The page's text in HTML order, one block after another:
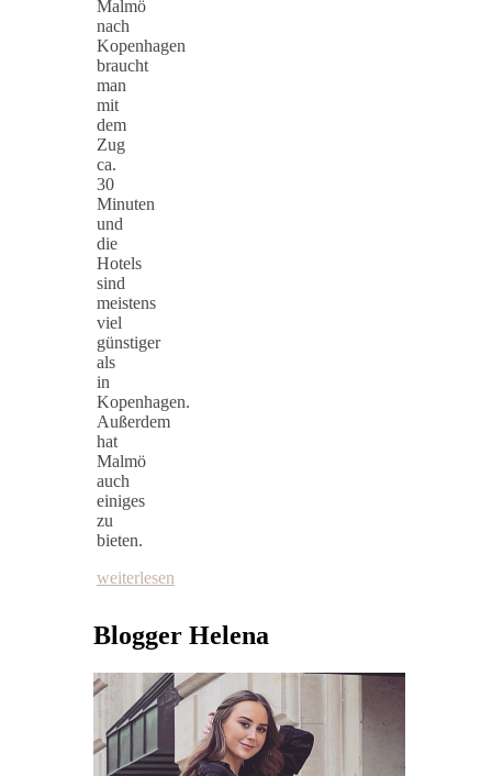
Malmö
nach
Kopenhagen
braucht
man
mit
dem
Zug
ca.
30
Minuten
und
die
Hotels
sind
meistens
viel
günstiger
als
in
Kopenhagen.
Außerdem
hat
Malmö
auch
einiges
zu
bieten.
weiterlesen
Blogger Helena